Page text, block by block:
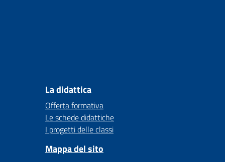
La didattica
Offerta formativa
Le schede didattiche
I progetti delle classi
Mappa del sito